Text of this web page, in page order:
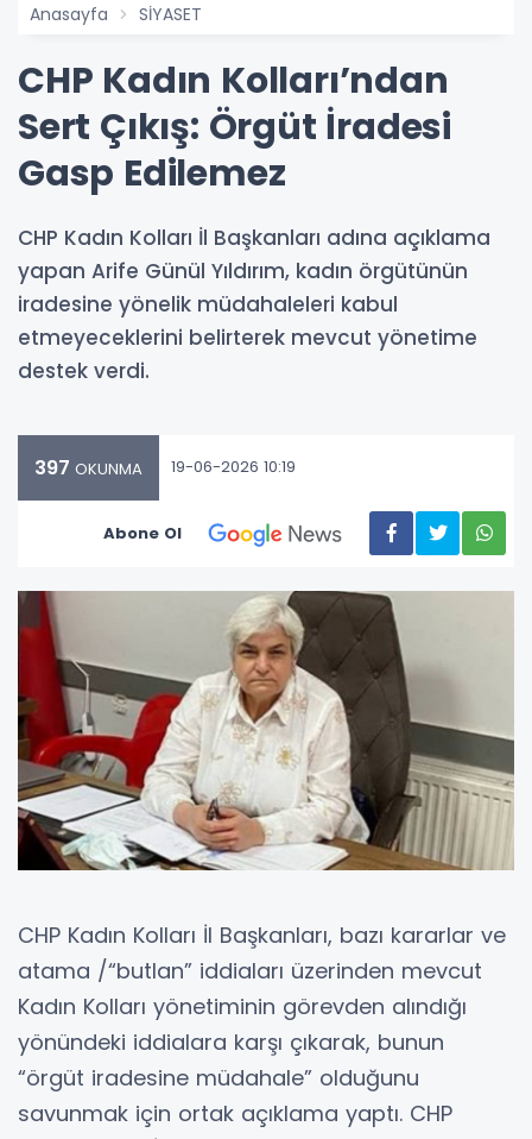
Anasayfa SİYASET
CHP Kadın Kolları’ndan
Sert Çıkış: Örgüt İradesi
Gasp Edilemez
CHP Kadın Kolları İl Başkanları adına açıklama
yapan Arife Günül Yıldırım, kadın örgütünün
iradesine yönelik müdahaleleri kabul
etmeyeceklerini belirterek mevcut yönetime
destek verdi.
397 OKUNMA 19-06-2026 10:19
Abone Ol
CHP Kadın Kolları İl Başkanları, bazı kararlar ve
atama /“butlan” iddiaları üzerinden mevcut
Kadın Kolları yönetiminin görevden alındığı
yönündeki iddialara karşı çıkarak, bunun
“örgüt iradesine müdahale” olduğunu
savunmak için ortak açıklama yaptı. CHP